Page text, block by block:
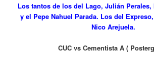
Los tantos de los del Lago, Julián
y el Pepe Nahuel Parada. Los del
Nico Arejuela.
CUC vs Cementista A (